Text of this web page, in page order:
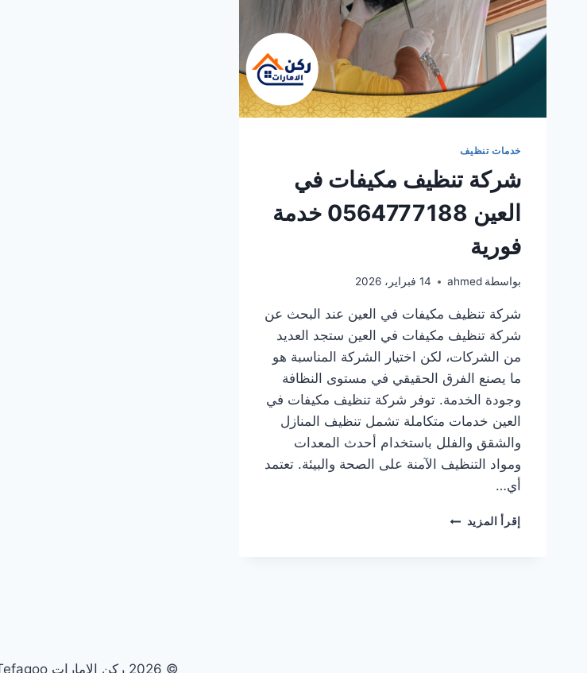
خدمات تنظيف
شركة تنظيف مكيفات في
العين 0564777188 خدمة
فورية
بواسطة ahmed 14 فبراير، 2026
شركة تنظيف مكيفات في العين عند البحث عن
شركة تنظيف مكيفات في العين ستجد العديد
من الشركات، لكن اختيار الشركة المناسبة هو
ما يصنع الفرق الحقيقي في مستوى النظافة
وجودة الخدمة. توفر شركة تنظيف مكيفات في
العين خدمات متكاملة تشمل تنظيف المنازل
والشقق والفلل باستخدام أحدث المعدات
ومواد التنظيف الآمنة على الصحة والبيئة. تعتمد
أي…
إقرأ المزيد شركة
© 2026 ركن الامارات By Design Tefagoo